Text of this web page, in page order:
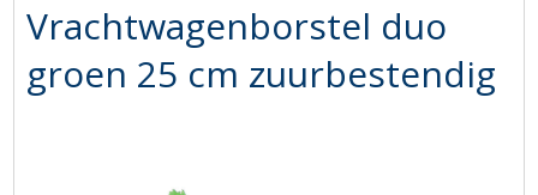
Vrachtwagenborstel duo
groen 25 cm zuurbestendig